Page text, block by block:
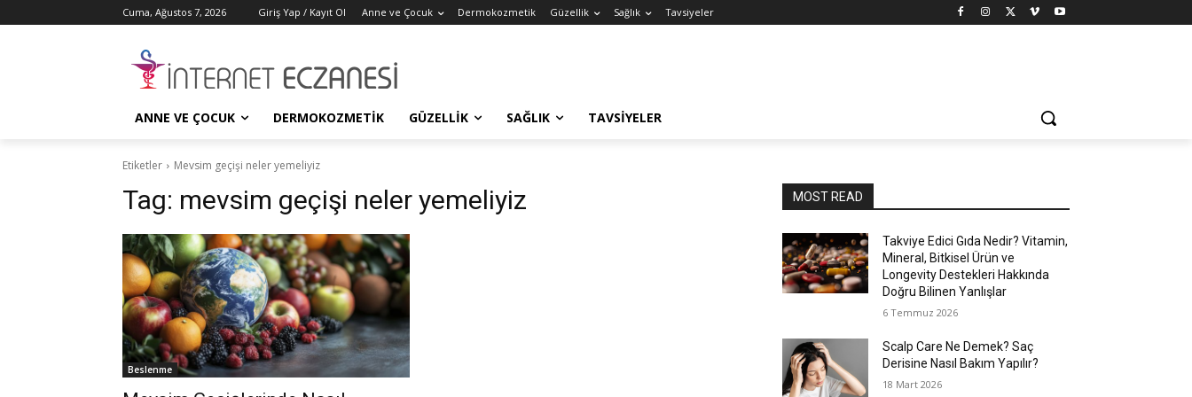
Cuma, Ağustos 7, 2026 Giriş Yap / Kayıt Ol Anne ve Çocuk Dermokozmetik Güzellik Sağlık Tavsiyeler
ANNE VE ÇOCUK DERMOKOZMETIK GÜZELLIK SAĞLIK TAVSIYELER
Etiketler Mevsim geçişi neler yemeliyiz
Tag: mevsim geçişi neler yemeliyiz
Beslenme
MOST READ
Takviye Edici Gıda Nedir? Vitamin,
Mineral, Bitkisel Ürün ve
Longevity Destekleri Hakkında
Doğru Bilinen Yanlışlar
6 Temmuz 2026
Scalp Care Ne Demek? Saç
Derisine Nasıl Bakım Yapılır?
18 Mart 2026